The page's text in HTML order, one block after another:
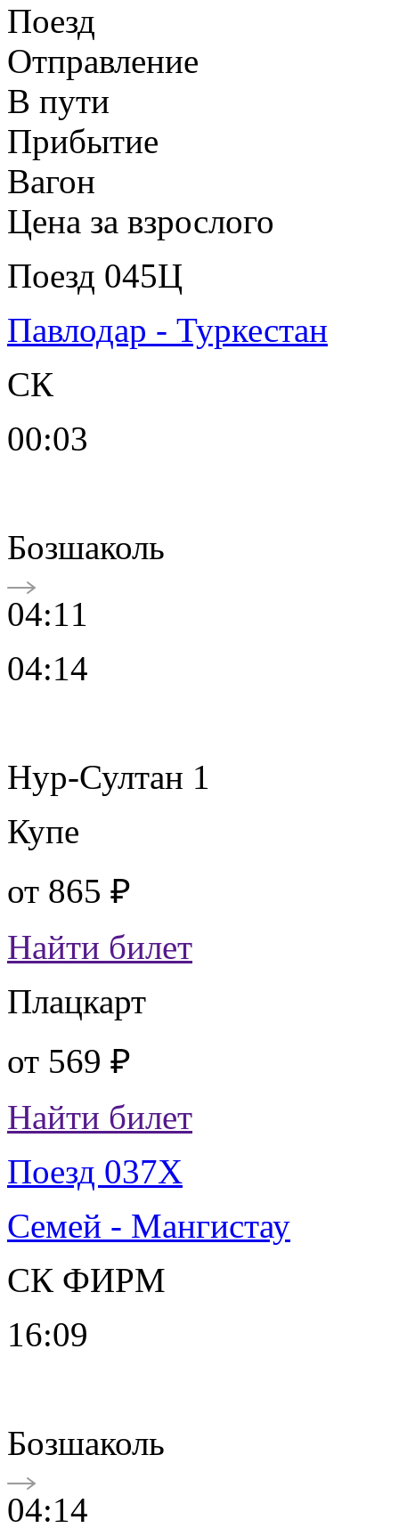
Поезд
Отправление
В пути
Прибытие
Вагон
Цена за взрослого
Поезд 045Ц
Павлодар - Туркестан
СК
00:03
Бозшаколь
04:11
04:14
Нур-Султан 1
Купе
от 865 ₽
Найти билет
Плацкарт
от 569 ₽
Найти билет
Поезд 037Х
Семей - Мангистау
СК ФИРМ
16:09
Бозшаколь
04:14